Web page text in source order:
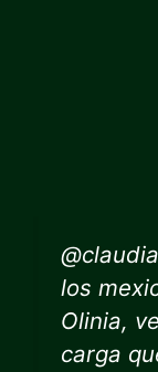
los
Olinia,
carga